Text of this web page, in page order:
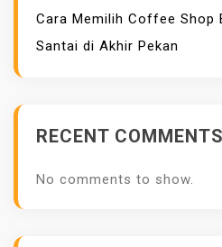
Cara Memilih Coffee Shop
Santai di Akhir Pekan
RECENT COMMENTS
No comments to show.